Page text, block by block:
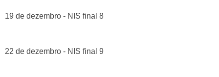
19 de dezembro - NIS final 8
22 de dezembro - NIS final 9